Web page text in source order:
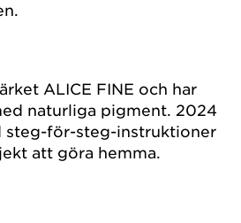
ALICE FINE och har
naturliga pigment. 2024
steg-för-steg-instruktioner
att göra hemma.